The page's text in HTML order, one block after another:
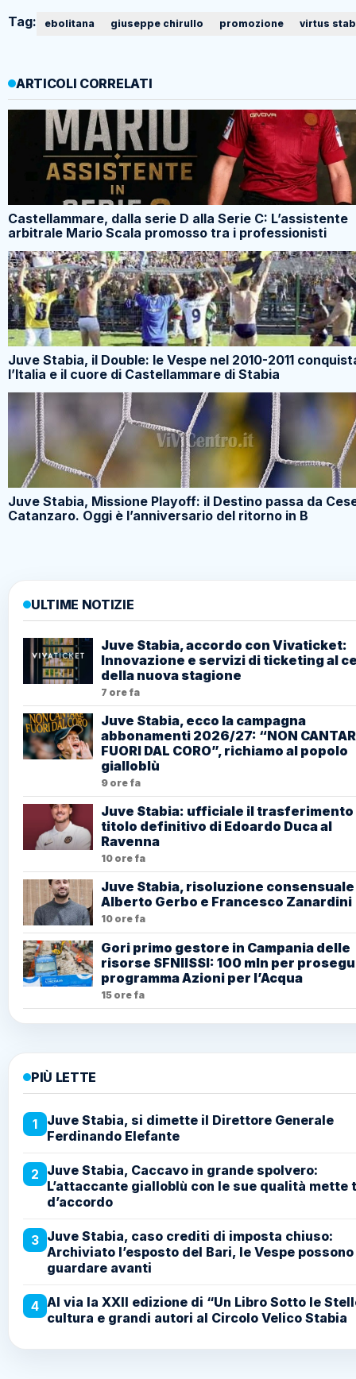
Tag: ebolitana giuseppe chirullo promozione virtus
ARTICOLI CORRELATI
Castellammare, dalla serie D alla Serie C: L’assistente
arbitrale Mario Scala promosso tra i professionisti
Juve Stabia, il Double: le Vespe nel 2010-2011
l’Italia e il cuore di Castellammare di Stabia
Juve Stabia, Missione Playoff: il Destino passa da
Catanzaro. Oggi è l’anniversario del ritorno in B
ULTIME NOTIZIE
Juve Stabia, accordo con Vivaticket:
Innovazione e servizi di ticketing al
della nuova stagione
7 ore fa
Juve Stabia, ecco la campagna
abbonamenti 2026/27: “NON
FUORI DAL CORO”, richiamo al popolo
gialloblù
9 ore fa
Juve Stabia: ufficiale il trasferimento
titolo definitivo di Edoardo Duca al
Ravenna
10 ore fa
Juve Stabia, risoluzione
Alberto Gerbo e Francesco Zanardini
10 ore fa
Gori primo gestore in Campania delle
risorse SFNIISSI: 100 mln per
programma Azioni per l’Acqua
15 ore fa
PIÙ LETTE
1
Juve Stabia, si dimette il Direttore Generale
Ferdinando Elefante
2 Juve Stabia, Caccavo in grande spolvero:
L’attaccante gialloblù con le sue qualità mette
d’accordo
3 Juve Stabia, caso crediti di imposta chiuso:
Archiviato l’esposto del Bari, le Vespe possono
guardare avanti
4 Al via la XXII edizione di “Un Libro Sotto le
cultura e grandi autori al Circolo Velico Stabia